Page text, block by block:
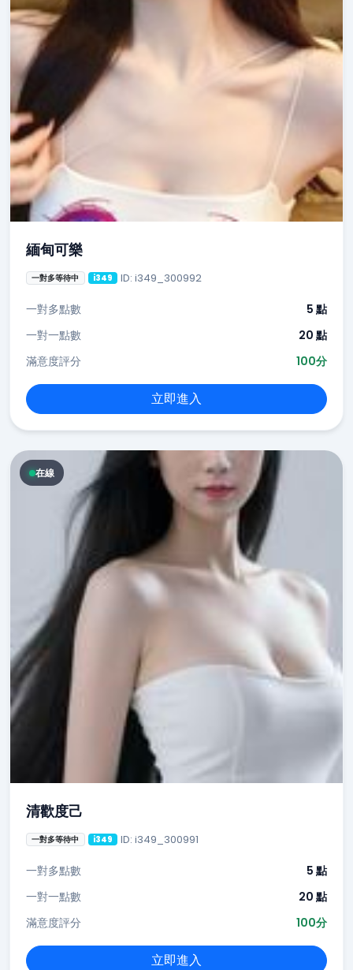
緬甸可樂
一對多等待中 i349 ID: i349_300992
一對多點數
5 點
一對一點數
20 點
滿意度評分
100分
立即進入
在線
清歡度己
一對多等待中 i349 ID: i349_300991
一對多點數
5 點
一對一點數
20 點
滿意度評分
100分
立即進入